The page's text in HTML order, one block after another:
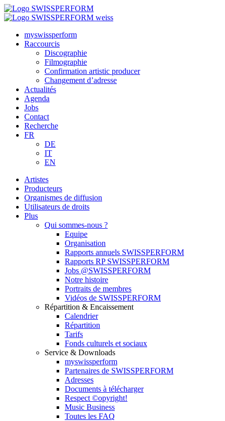
myswissperform
Raccourcis
Discographie
Filmographie
Confirmation artistic producer
Changement d’adresse
Actualités
Agenda
Jobs
Contact
Recherche
FR
DE
IT
EN
Artistes
Producteurs
Organismes de diffusion
Utilisateurs de droits
Plus
Qui sommes-nous ?
Equipe
Organisation
Rapports annuels SWISSPERFORM
Rapports RP SWISSPERFORM
Jobs @SWISSPERFORM
Notre histoire
Portraits de membres
Vidéos de SWISSPERFORM
Répartition & Encaissement
Calendrier
Répartition
Tarifs
Fonds culturels et sociaux
Service & Downloads
myswissperform
Partenaires de SWISSPERFORM
Adresses
Documents à télécharger
Respect ©opyright!
Music Business
Toutes les FAQ